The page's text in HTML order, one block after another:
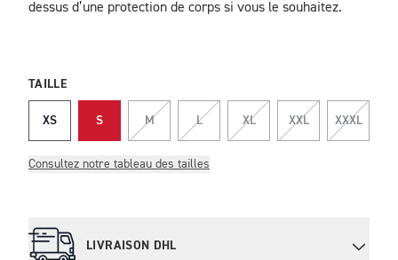
dessus d’une protection de corps si vous le souhaitez.
TAILLE
XS S M L XL XXL XXXL
Consultez notre tableau des tailles
LIVRAISON DHL